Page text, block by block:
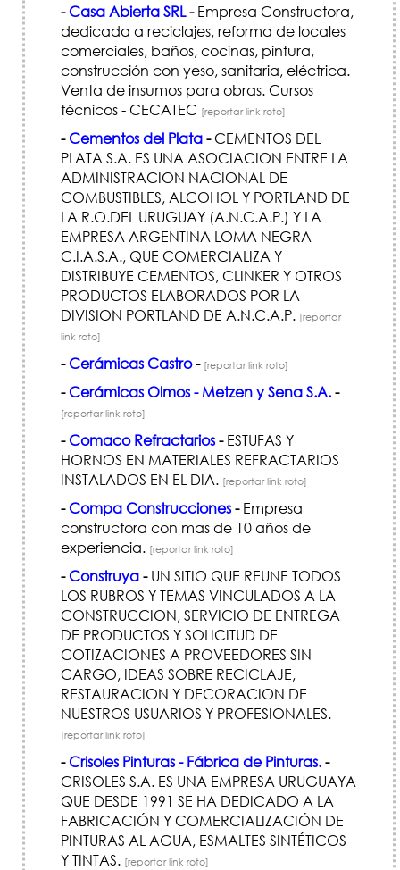
-Casa Abierta SRL-Empresa Constructora,
dedicada a reciclajes, reforma de locales
comerciales, baños, cocinas, pintura,
construcción con yeso, sanitaria, eléctrica.
Venta de insumos para obras. Cursos
técnicos - CECATEC [reportar link roto]
-Cementos del Plata-CEMENTOS DEL
PLATA S.A. ES UNA ASOCIACION ENTRE LA
ADMINISTRACION NACIONAL DE
COMBUSTIBLES, ALCOHOL Y PORTLAND DE
LA R.O.DEL URUGUAY (A.N.C.A.P.) Y LA
EMPRESA ARGENTINA LOMA NEGRA
C.I.A.S.A., QUE COMERCIALIZA Y
DISTRIBUYE CEMENTOS, CLINKER Y OTROS
PRODUCTOS ELABORADOS POR LA
DIVISION PORTLAND DE A.N.C.A.P. [reportar
link roto]
-Cerámicas Castro- [reportar link roto]
-Cerámicas Olmos - Metzen y Sena S.A.-
[reportar link roto]
-Comaco Refractarios-ESTUFAS Y
HORNOS EN MATERIALES REFRACTARIOS
INSTALADOS EN EL DIA. [reportar link roto]
-Compa Construcciones-Empresa
constructora con mas de 10 años de
experiencia. [reportar link roto]
-Construya-UN SITIO QUE REUNE TODOS
LOS RUBROS Y TEMAS VINCULADOS A LA
CONSTRUCCION, SERVICIO DE ENTREGA
DE PRODUCTOS Y SOLICITUD DE
COTIZACIONES A PROVEEDORES SIN
CARGO, IDEAS SOBRE RECICLAJE,
RESTAURACION Y DECORACION DE
NUESTROS USUARIOS Y PROFESIONALES.
[reportar link roto]
-Crisoles Pinturas - Fábrica de Pinturas.-
CRISOLES S.A. ES UNA EMPRESA URUGUAYA
QUE DESDE 1991 SE HA DEDICADO A LA
FABRICACIÓN Y COMERCIALIZACIÓN DE
PINTURAS AL AGUA, ESMALTES SINTÉTICOS
Y TINTAS. [reportar link roto]